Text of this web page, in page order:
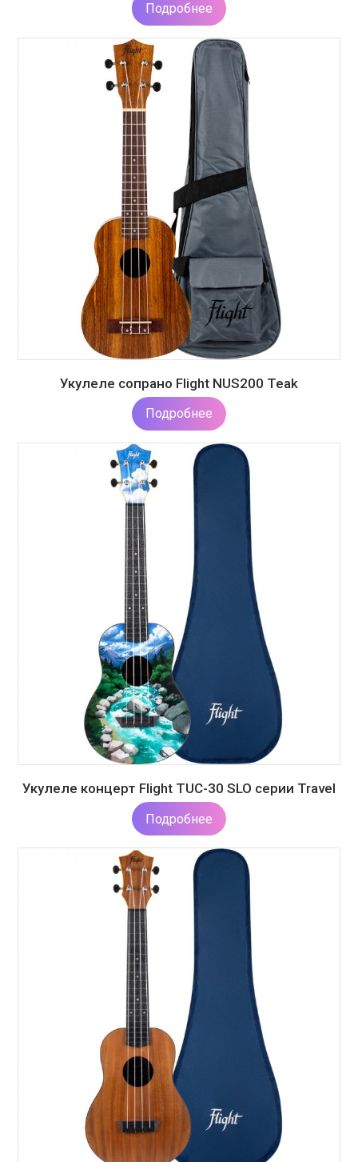
Подробнее
Укулеле сопрано Flight NUS200 Teak
Подробнее
Укулеле концерт Flight TUC-30 SLO серии Travel
Подробнее